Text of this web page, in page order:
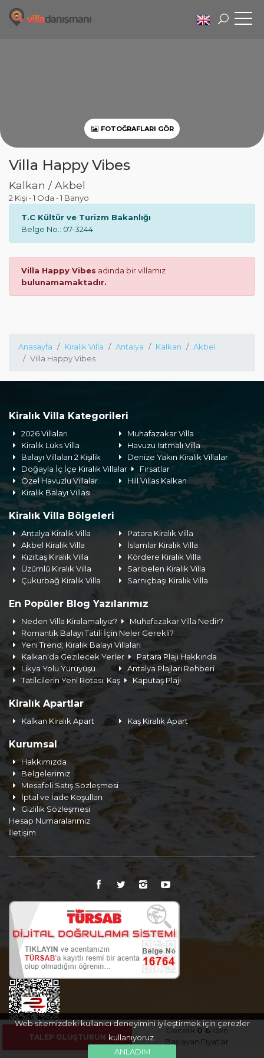
FOTOĞRAFLARI GÖR
Villa Happy Vibes
Kalkan / Akbel
2 Kişi • 1 Oda • 1 Banyo
T.C Kültür ve Turizm Bakanlığı
Belge No.: 07-3244
Villa Happy Vibes adında bir villamız
bulunamamaktadır.
Anasayfa Kiralık Villa Antalya Kalkan
Akbel
Villa Happy Vibes
Kiralık Villa Kategorileri
2026 Villaları
Muhafazakar Villa
Kiralık Lüks Villa
Havuzu Isıtmalı Villa
Balayı Villaları 2 Kişilik
Denize Yakın Kiralık Villalar
Doğayla İç İçe Kiralık Villalar
Fırsatlar
Özel Havuzlu Villalar
Hill Villas Kalkan
Kiralık Balayı Villası
Kiralık Villa Bölgeleri
Antalya Kiralık Villa
Patara Kiralık Villa
Akbel Kiralık Villa
İslamlar Kiralık Villa
Kızıltaş Kiralık Villa
Kördere Kiralık Villa
Üzümlü Kiralık Villa
Sarıbelen Kiralık Villa
Çukurbağ Kiralık Villa
Sarnıçbaşı Kiralık Villa
En Popüler Blog Yazılarımız
Neden Villa Kiralamalıyız?
Muhafazakar Villa Nedir?
Romantik Balayı Tatili İçin Neler Gerekli?
Yeni Trend; Kiralık Balayı Villaları
Kalkan'da Gezilecek Yerler
Patara Plajı Hakkında
Likya Yolu Yürüyüşü
Antalya Plajları Rehberi
Tatilcilerin Yeni Rotası; Kaş
Kaputaş Plajı
Kiralık Apartlar
Kalkan Kiralık Apart Kaş Kiralık Apart
Kurumsal
Hakkımızda
Belgelerimiz
Mesafeli Satış Sözleşmesi
İptal ve İade Koşulları
Gizlilik Sözleşmesi
Hesap Numaralarımız
İletişim
Web sitemizdeki kullanıcı deneyimini iyileştirmek için çerezler
kullanıyoruz.
ANLADIM
TALEP OLUŞTURUN
Gecelik 0 ₺'den
Başlayan Fiyatlar